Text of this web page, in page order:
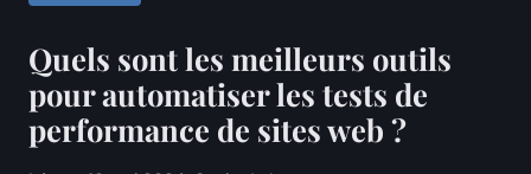
Quels sont les meilleurs outils
pour automatiser les tests de
performance de sites web ?